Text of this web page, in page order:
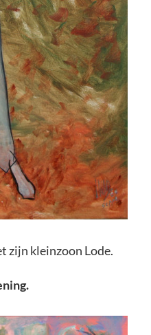
zijn kleinzoon Lode.